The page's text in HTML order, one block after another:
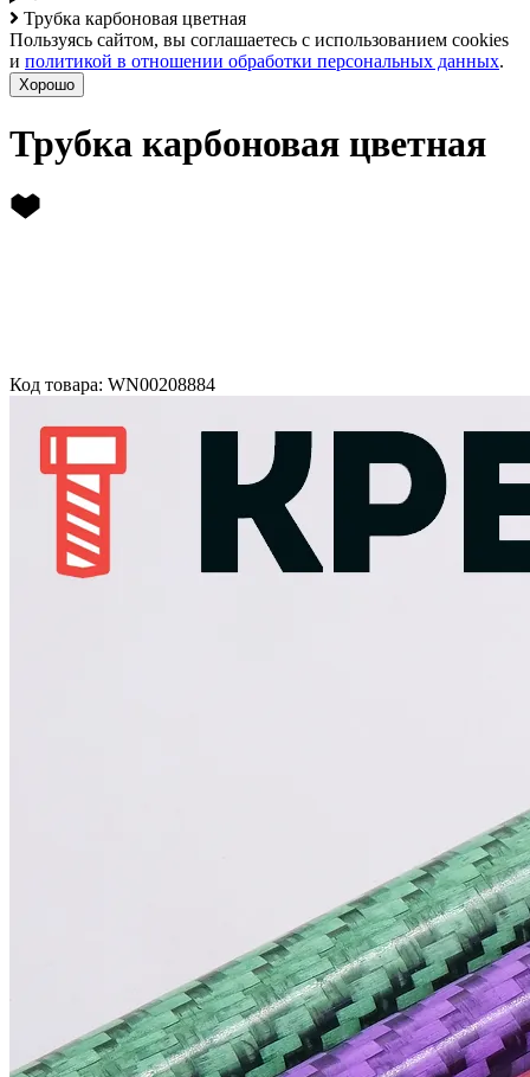
Трубка карбоновая цветная
Пользуясь сайтом, вы соглашаетесь с использованием cookies
и политикой в отношении обработки персональных данных.
Хорошо
Трубка карбоновая цветная
Код товара: WN00208884